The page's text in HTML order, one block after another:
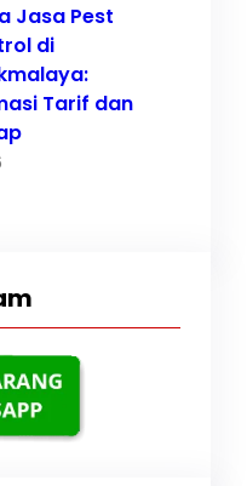
Jasa Pest
di
Tarif dan